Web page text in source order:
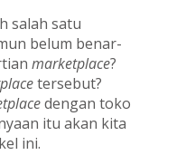
salah satu
belum benar-
marketplace?
tersebut?
dengan toko
itu akan kita
ini.